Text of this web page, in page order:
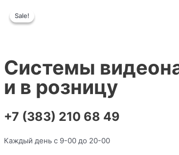
содержимому
Системы
и в розницу
+7 (383) 210 68 49
Каждый день с 9-00 до 20-00
Sale!
Sale!